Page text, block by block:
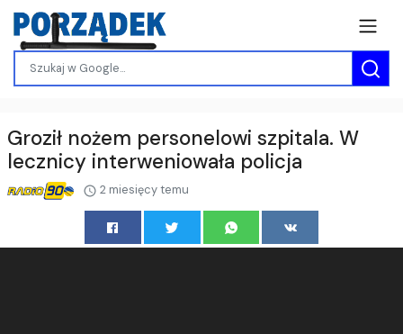
Groził nożem personelowi szpitala. W
lecznicy interweniowała policja
2 miesięcy temu